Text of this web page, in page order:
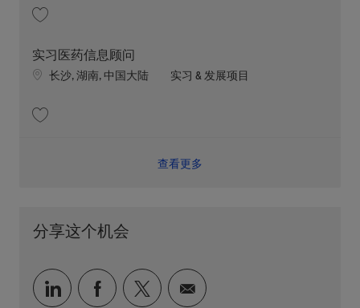
实习医药信息顾问
Location
长沙, 湖南, 中国大陆 职位类别
实习 & 发展项目
查看更多
分享这个机会
通过 LinkedIn 分享
通过 faceebook 分享
通过 twitter 分享
通过电子邮件分享